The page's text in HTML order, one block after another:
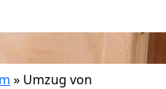
» Umzug von